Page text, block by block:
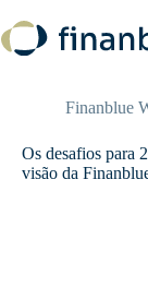
para
o
Finanblue
Os desafios para
visão da